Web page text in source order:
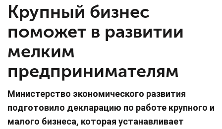
Крупный бизнес
поможет в развитии
мелким
предпринимателям
Министерство экономического развития
подготовило декларацию по работе крупного и
малого бизнеса, которая устанавливает